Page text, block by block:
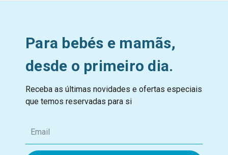
Para bebés e mamãs,
desde o primeiro dia.
Receba as últimas novidades e ofertas especiais
que temos reservadas para si
m